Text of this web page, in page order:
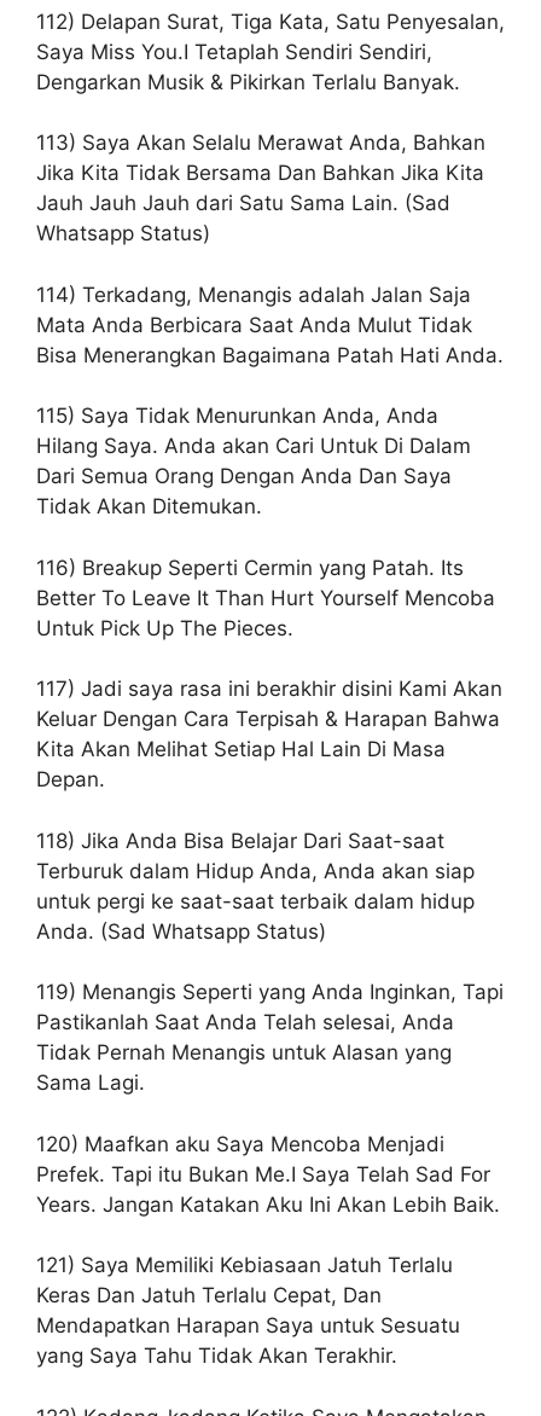
112) Delapan Surat, Tiga Kata, Satu Penyesalan,
Saya Miss You.I Tetaplah Sendiri Sendiri,
Dengarkan Musik & Pikirkan Terlalu Banyak.
113) Saya Akan Selalu Merawat Anda, Bahkan
Jika Kita Tidak Bersama Dan Bahkan Jika Kita
Jauh Jauh Jauh dari Satu Sama Lain. (Sad
Whatsapp Status)
114) Terkadang, Menangis adalah Jalan Saja
Mata Anda Berbicara Saat Anda Mulut Tidak
Bisa Menerangkan Bagaimana Patah Hati Anda.
115) Saya Tidak Menurunkan Anda, Anda
Hilang Saya. Anda akan Cari Untuk Di Dalam
Dari Semua Orang Dengan Anda Dan Saya
Tidak Akan Ditemukan.
116) Breakup Seperti Cermin yang Patah. Its
Better To Leave It Than Hurt Yourself Mencoba
Untuk Pick Up The Pieces.
117) Jadi saya rasa ini berakhir disini Kami Akan
Keluar Dengan Cara Terpisah & Harapan Bahwa
Kita Akan Melihat Setiap Hal Lain Di Masa
Depan.
118) Jika Anda Bisa Belajar Dari Saat-saat
Terburuk dalam Hidup Anda, Anda akan siap
untuk pergi ke saat-saat terbaik dalam hidup
Anda. (Sad Whatsapp Status)
119) Menangis Seperti yang Anda Inginkan, Tapi
Pastikanlah Saat Anda Telah selesai, Anda
Tidak Pernah Menangis untuk Alasan yang
Sama Lagi.
120) Maafkan aku Saya Mencoba Menjadi
Prefek. Tapi itu Bukan Me.I Saya Telah Sad For
Years. Jangan Katakan Aku Ini Akan Lebih Baik.
121) Saya Memiliki Kebiasaan Jatuh Terlalu
Keras Dan Jatuh Terlalu Cepat, Dan
Mendapatkan Harapan Saya untuk Sesuatu
yang Saya Tahu Tidak Akan Terakhir.